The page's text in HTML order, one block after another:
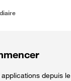
depuis le